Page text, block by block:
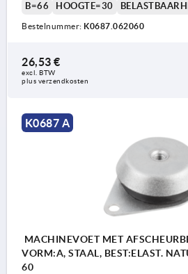
B=66
HOOGTE=30
Bestelnummer: K0687.062060
26,53 €
excl. BTW
plus verzendkosten
K0687 A
MACHINEVOET MET
VORM:A, STAAL, BEST:ELAST.
60